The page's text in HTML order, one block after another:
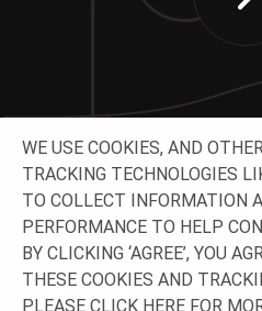
SUIVEZ-
WE USE COOKIES, AND
TRACKING TECHNOLOGIES
TO COLLECT INFORMATION
PERFORMANCE TO HELP
BY CLICKING ‘AGREE’, YOU
THESE COOKIES AND
PLEASE CLICK HERE FOR